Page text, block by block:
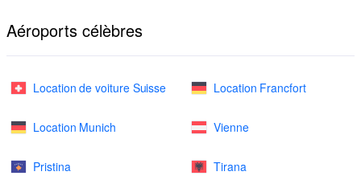
Aéroports célèbres
Location de voiture Suisse Location Francfort
Location Munich Vienne
Pristina Tirana